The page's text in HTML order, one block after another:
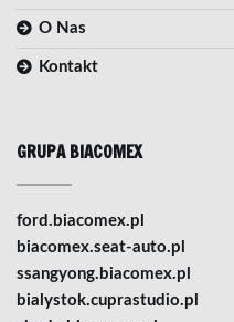
O Nas
Kontakt
GRUPA BIACOMEX
ford.biacomex.pl
biacomex.seat-auto.pl
ssangyong.biacomex.pl
bialystok.cuprastudio.pl